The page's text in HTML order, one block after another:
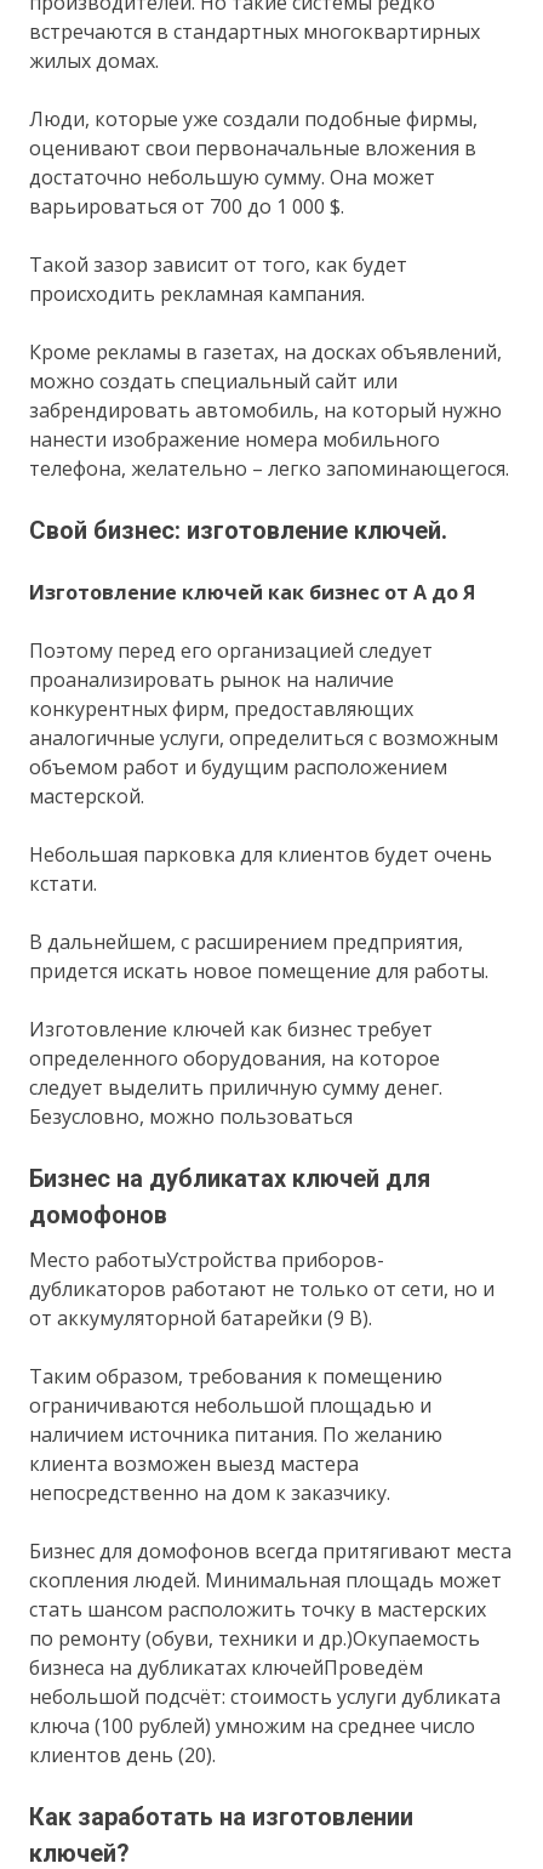
встречаются в стандартных многоквартирных
жилых домах.
Люди, которые уже создали подобные фирмы,
оценивают свои первоначальные вложения в
достаточно небольшую сумму. Она может
варьироваться от 700 до 1 000 $.
Такой зазор зависит от того, как будет
происходить рекламная кампания.
Кроме рекламы в газетах, на досках объявлений,
можно создать специальный сайт или
забрендировать автомобиль, на который нужно
нанести изображение номера мобильного
телефона, желательно – легко запоминающегося.
Свой бизнес: изготовление ключей.
Изготовление ключей как бизнес от А до Я
Поэтому перед его организацией следует
проанализировать рынок на наличие
конкурентных фирм, предоставляющих
аналогичные услуги, определиться с возможным
объемом работ и будущим расположением
мастерской.
Небольшая парковка для клиентов будет очень
кстати.
В дальнейшем, с расширением предприятия,
придется искать новое помещение для работы.
Изготовление ключей как бизнес требует
определенного оборудования, на которое
следует выделить приличную сумму денег.
Безусловно, можно пользоваться
Бизнес на дубликатах ключей для
домофонов
Место работыУстройства приборов-
дубликаторов работают не только от сети, но и
от аккумуляторной батарейки (9 В).
Таким образом, требования к помещению
ограничиваются небольшой площадью и
наличием источника питания. По желанию
клиента возможен выезд мастера
непосредственно на дом к заказчику.
Бизнес для домофонов всегда притягивают места
скопления людей. Минимальная площадь может
стать шансом расположить точку в мастерских
по ремонту (обуви, техники и др.)Окупаемость
бизнеса на дубликатах ключейПроведём
небольшой подсчёт: стоимость услуги дубликата
ключа (100 рублей) умножим на среднее число
клиентов день (20).
Как заработать на изготовлении
ключей?